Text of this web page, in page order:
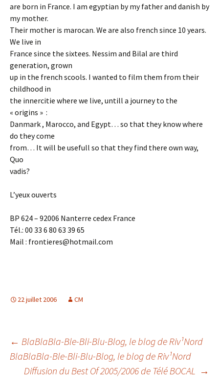
are born in France. I am egyptian by my father and danish by
my mother.
Their mother is marocan. We are also french since 10 years.
We live in
France since the sixtees. Nessim and Bilal are third
generation, grown
up in the french scools. I wanted to film them from their
childhood in
the innercitie where we live, untill a journey to the
« origins » :
Danmark , Marocco, and Egypt… so that they know where
do they come
from… It will be usefull so that they find there own way,
Quo
vadis?
L’yeux ouverts
BP 624 – 92006 Nanterre cedex France
Tél.: 00 33 6 80 63 39 65
Mail : frontieres@hotmail.com
22 juillet 2006 CM
Navigation
des
← BlaBlaBla-Ble-Bli-Blu-Blog, le blog de Riv¹Nord
BlaBlaBla-Ble-Bli-Blu-Blog, le blog de Riv¹Nord
Diffusion du Best Of 2005/2006 de Télé BOCAL →